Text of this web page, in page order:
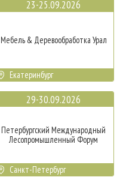
23-25.09.2026
Мебель & Деревообработка Урал
Екатеринбург
29-30.09.2026
Петербургский Международный
Лесопромышленный Форум
Санкт-Петербург